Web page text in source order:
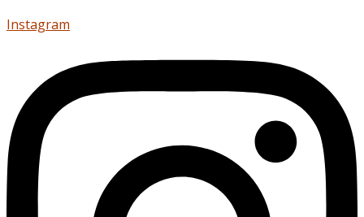
Instagram